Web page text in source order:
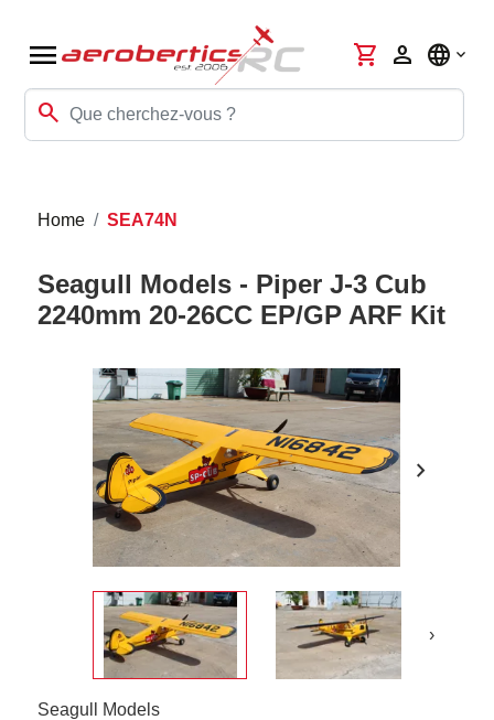
menu
search
shopping_cart person language
Home SEA74N
Seagull Models - Piper J-3 Cub
2240mm 20-26CC EP/GP ARF Kit
chevron_right
›
Seagull Models